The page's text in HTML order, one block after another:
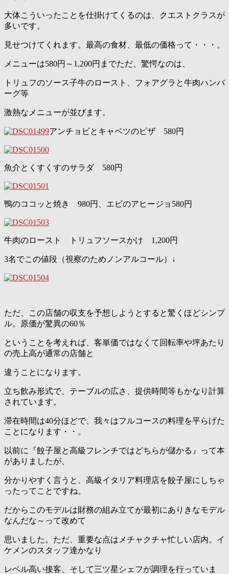
大体こういったことを仕掛けてくるのは、クエストクラスが
多いです。
見せつけてくれます。最高の食材、最低の価格って・・・。
メニューは580円～1,200円までただ、驚愕なのは、
トリュフのソース子牛のロースト、フォアグラと牛肉ハンバ
ーグ等
激熱なメニューが並びます。
アンチョビとキャベツのピザ 580円
魚介とくすくすのサラダ 580円
鴨のココッと焼き 980円、エビのアヒージョ580円
牛肉のロースト トリュフソースかけ 1,200円
3名でこの値段（視察のためノンアルコール）↓
ただ、この店舗の収支を予想しようとすると驚くほどシンプ
ル。原価が驚異の60％
ということを考えれば、客単価ではなくて回転率や坪あたり
の売上高が通常の店舗と
違うことになります。
立ち飲み形式で、テーブルの広さ、提供時間等もかなり計算
されています。
滞在時間は40分ほどで、我々はフルコースの料理を平らげた
ことになります・・。
以前に『餃子屋と高級フレンチではどちらが儲かる』って本
がありましたが、
分かりやすく言うと、高級イタリア料理店を餃子屋にしちゃ
ったってことですね。
だからこのモデルは財務の組み立てが最初にありきなモデル
なんだな～って改めて
思いました。ただ、重要な点はメチャクチャ忙しい店内。イ
ケメンのスタッフ達かなり
レベル高い接客、そして三ツ星シェフが調理を行っていま